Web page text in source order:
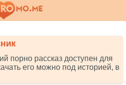
порно рассказ доступен для
его можно под историей, в